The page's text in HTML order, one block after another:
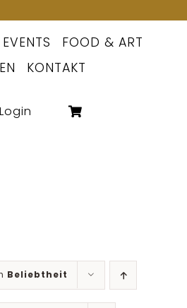
EVENTS
FOOD & ART
KONTAKT
Login
Beliebtheit